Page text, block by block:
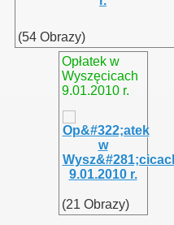
(54 Obrazy)
Opłatek w
Wyszęcicach
9.01.2010 r.
(21 Obrazy)